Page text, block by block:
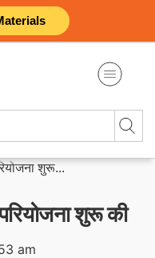
शुरू...
शुरू की
am